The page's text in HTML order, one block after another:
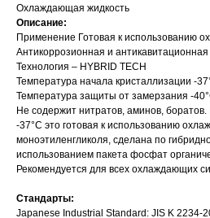
Охлаждающая жидкость
Описание:
Применение Готовая к использованию
Антикоррозионная и
Технология – HYBRID TECH
Температура начала кристаллизации -
Температура защиты от замерзания -
Не содержит нитратов, аминов, боратов.
-37°C это готовая к использованию
моноэтиленгликоля, сделана по
использованием пакета фосфат
Рекомендуется для всех охлаждающих
Стандарты:
Japanese Industrial Standard: JIS K 2234-